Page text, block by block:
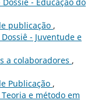
publicação ,
- Juventude e
a colaboradores ,
Publicação ,
e método em